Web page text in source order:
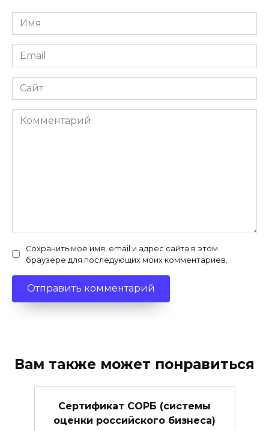
Имя
*
Email
*
Сайт
Комментарий
Сохранить моё имя, email и адрес сайта в этом
браузере для последующих моих комментариев.
Вам также может понравиться
Сертификат СОРБ (системы
оценки российского бизнеса)